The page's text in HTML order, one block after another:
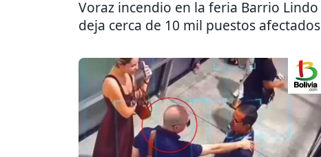
Voraz incendio en la feria Barrio Lindo
deja cerca de 10 mil puestos afectados